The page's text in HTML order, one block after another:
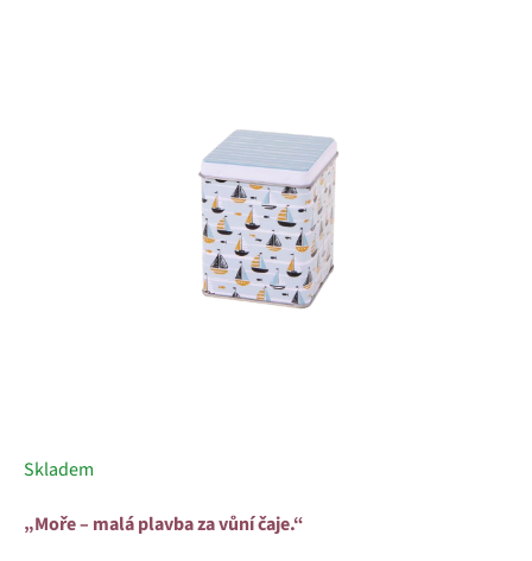
Skladem
„Moře – malá plavba za vůní čaje.“